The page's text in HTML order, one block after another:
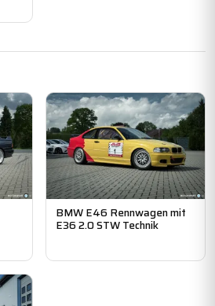
BMW E46 Rennwagen mit
E36 2.0 STW Technik